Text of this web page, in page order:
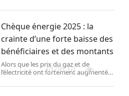
Chèque énergie 2025 : la
crainte d’une forte baisse des
bénéficiaires et des montants
Alors que les prix du gaz et de
l’électricité ont fortement augmenté,
médiateur de l’énergie, des
06-10